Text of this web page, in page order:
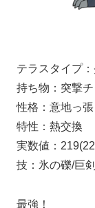
テラスタイプ
持ち物：突撃
性格：意地っ張
特性：熱交換
実数値：
技：氷の礫/巨
最強！